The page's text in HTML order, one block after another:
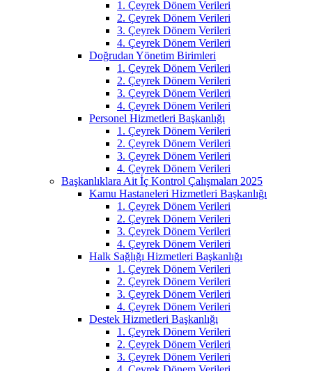
1. Çeyrek Dönem Verileri
2. Çeyrek Dönem Verileri
3. Çeyrek Dönem Verileri
4. Çeyrek Dönem Verileri
Doğrudan Yönetim Birimleri
1. Çeyrek Dönem Verileri
2. Çeyrek Dönem Verileri
3. Çeyrek Dönem Verileri
4. Çeyrek Dönem Verileri
Personel Hizmetleri Başkanlığı
1. Çeyrek Dönem Verileri
2. Çeyrek Dönem Verileri
3. Çeyrek Dönem Verileri
4. Çeyrek Dönem Verileri
Başkanlıklara Ait İç Kontrol Çalışmaları 2025
Kamu Hastaneleri Hizmetleri Başkanlığı
1. Çeyrek Dönem Verileri
2. Çeyrek Dönem Verileri
3. Çeyrek Dönem Verileri
4. Çeyrek Dönem Verileri
Halk Sağlığı Hizmetleri Başkanlığı
1. Çeyrek Dönem Verileri
2. Çeyrek Dönem Verileri
3. Çeyrek Dönem Verileri
4. Çeyrek Dönem Verileri
Destek Hizmetleri Başkanlığı
1. Çeyrek Dönem Verileri
2. Çeyrek Dönem Verileri
3. Çeyrek Dönem Verileri